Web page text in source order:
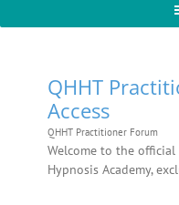
QHHT
Access
QHHT Practitioner Forum
Welcome to the
Hypnosis Academy,